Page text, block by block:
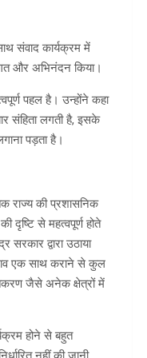
संवाद कार्यक्रम में
और अभिनंदन किया।
पहल है। उन्होंने कहा
संहिता लगती है, इसके
पड़ता है।
राज्य की प्रशासनिक
दृष्टि से महत्वपूर्ण होते
द्वारा उठाया
एक साथ कराने से कुल
जैसे अनेक क्षेत्रों में
होने से बहुत